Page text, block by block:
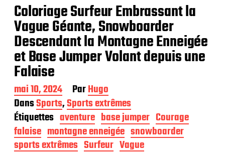
Coloriage Surfeur Embrassant la
Vague Géante, Snowboarder
Descendant la Montagne Enneigée
et Base Jumper Volant depuis une
Falaise
D
a
t
e
d
e
p
mai 10, 2024 ParHugo
DansSports,Sports extrêmes
Étiquettes aventure base jumper Courage
falaise montagne enneigée snowboarder
sports extrêmes Surfeur Vague